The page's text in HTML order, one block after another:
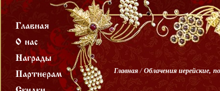
Главная / Облачения иерейские,